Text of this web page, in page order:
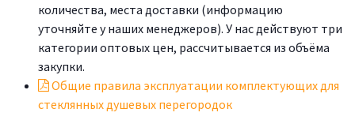
количества, места доставки (информацию
уточняйте у наших менеджеров). У нас действуют три
категории оптовых цен, рассчитывается из объёма
закупки.
Общие правила эксплуатации комплектующих для
стеклянных душевых перегородок